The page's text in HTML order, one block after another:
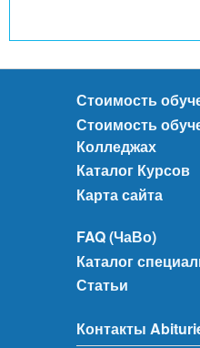
Стоимость
Стоимость
Колледжах
Каталог Курсов
Карта сайта
FAQ (ЧаВо)
Каталог
Статьи
Контакты